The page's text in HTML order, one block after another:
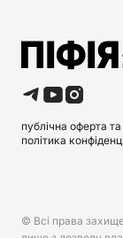
публічна оферта
політика
© Всі права